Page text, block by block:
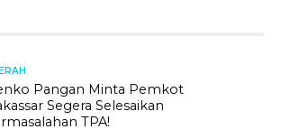
Pangan Minta Pemkot
Segera Selesaikan
TPA!